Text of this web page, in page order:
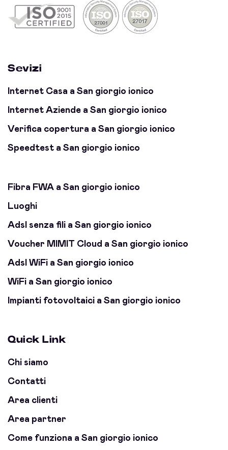
Sevizi
Internet Casa a San giorgio ionico
Internet Aziende a San giorgio ionico
Verifica copertura a San giorgio ionico
Speedtest a San giorgio ionico
Fibra FWA a San giorgio ionico
Luoghi
Adsl senza fili a San giorgio ionico
Voucher MIMIT Cloud a San giorgio ionico
Adsl WiFi a San giorgio ionico
WiFi a San giorgio ionico
Impianti fotovoltaici a San giorgio ionico
Quick Link
Chi siamo
Contatti
Area clienti
Area partner
Come funziona a San giorgio ionico